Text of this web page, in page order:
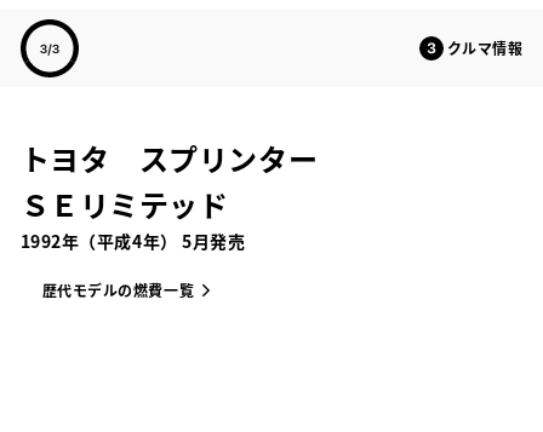
クルマ情報
トヨタ スプリンター
ＳＥリミテッド
1992年（平成4年） 5月発売
歴代モデルの燃費一覧